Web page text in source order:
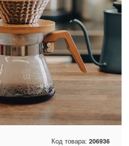
Код товара: 206936